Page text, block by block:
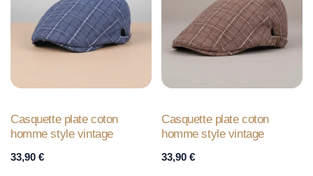
Casquette plate coton
homme style vintage
33,90 €
Casquette plate coton
homme style vintage
33,90 €